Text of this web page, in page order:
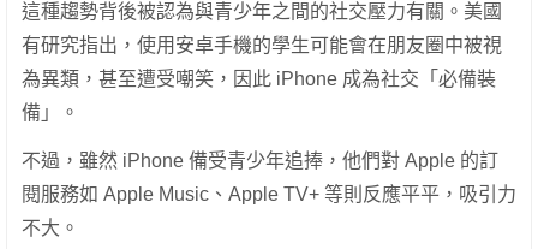
這種趨勢背後被認為與青少年之間的社交壓力有關。美國
有研究指出，使用安卓手機的學生可能會在朋友圈中被視
為異類，甚至遭受嘲笑，因此 iPhone 成為社交「必備裝
備」。
不過，雖然 iPhone 備受青少年追捧，他們對 Apple 的訂
閱服務如 Apple Music、Apple TV+ 等則反應平平，吸引力
不大。